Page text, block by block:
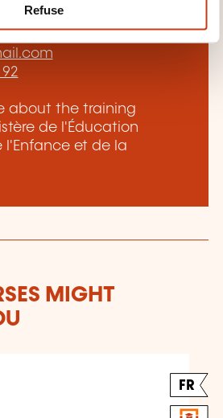
Refuse
about the training
de l'Éducation
l'Enfance et de la
MIGHT
FR